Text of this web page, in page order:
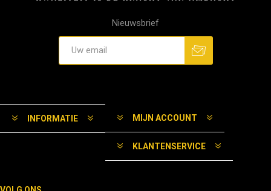
Nieuwsbrief
INFORMATIE MIJN ACCOUNT
KLANTENSERVICE